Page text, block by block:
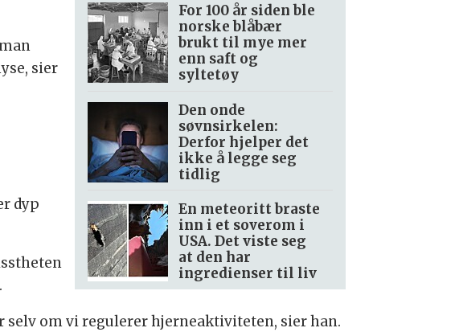
For 100 år siden ble
norske blåbær
brukt til mye mer
enn saft og
syltetøy
Den onde
søvnsirkelen:
Derfor hjelper det
ikke å legge seg
tidlig
En meteoritt braste
inn i et soverom i
USA. Det viste seg
at den har
ingredienser til liv
sier
dyp
om vi regulerer hjerneaktiviteten, sier han.